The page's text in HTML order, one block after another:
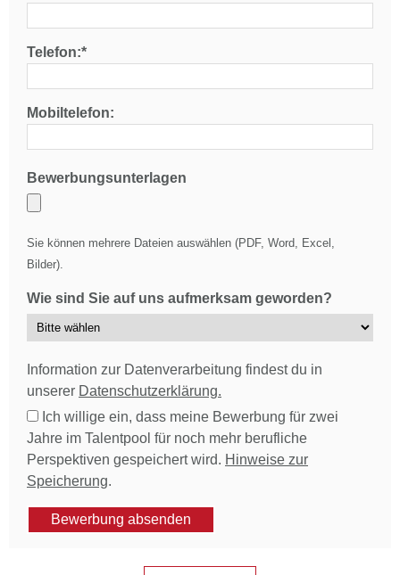
Telefon:*
Mobiltelefon:
Bewerbungsunterlagen
Sie können mehrere Dateien auswählen (PDF, Word, Excel,
Bilder).
Wie sind Sie auf uns aufmerksam geworden?
Information zur Datenverarbeitung findest du in
unserer Datenschutzerklärung.
Ich willige ein, dass meine Bewerbung für zwei
Jahre im Talentpool für noch mehr berufliche
Perspektiven gespeichert wird. Hinweise zur
Speicherung.
Bewerbung absenden